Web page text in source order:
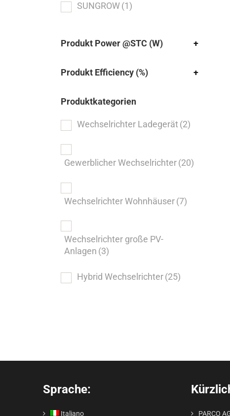
SUNGROW(1)
Produkt Power @STC (W) +
Produkt Efficiency (%) +
Produktkategorien
Wechselrichter Ladegerät (2)
Gewerblicher Wechselrichter(20)
Wechselrichter Wohnhäuser(7)
Wechselrichter große PV-
Anlagen (3)
Hybrid Wechselrichter(25)
Sprache:
Italiano PARCO